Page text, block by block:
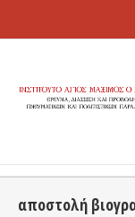
αποστολή